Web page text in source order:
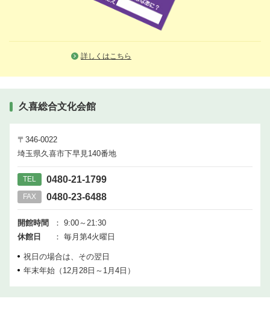
詳しくはこちら
久喜総合文化会館
〒346-0022
埼玉県久喜市下早見140番地
TEL 0480-21-1799
FAX 0480-23-6488
開館時間
： 9:00～21:30
休館日
： 毎月第4火曜日
祝日の場合は、その翌日
年末年始（12月28日～1月4日）